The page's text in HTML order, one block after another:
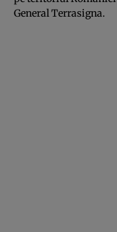
General Terrasigna.